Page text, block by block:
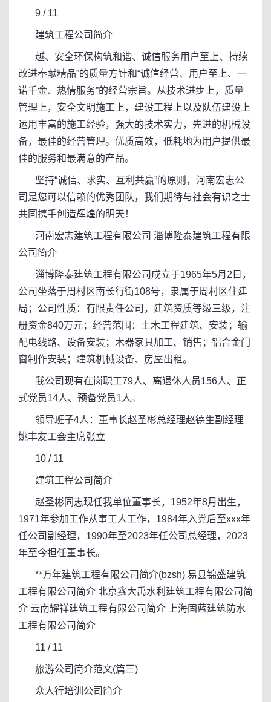
9 / 11
建筑工程公司简介
越、安全环保构筑和谐、诚信服务用户至上、持续
改进奉献精品”的质量方针和“诚信经营、用户至上、一
诺千金、热情服务”的经营宗旨。从技术进步上，质量
管理上，安全文明施工上，建设工程上以及队伍建设上
运用丰富的施工经验，强大的技术实力，先进的机械设
备，最佳的经营管理。优质高效，低耗地为用户提供最
佳的服务和最满意的产品。
坚持“诚信、求实、互利共赢”的原则，河南宏志公
司是您可以信赖的优秀团队，我们期待与社会有识之士
共同携手创造辉煌的明天！
河南宏志建筑工程有限公司 淄博隆泰建筑工程有限
公司简介
淄博隆泰建筑工程有限公司成立于1965年5月2日，
公司坐落于周村区南长行街108号，隶属于周村区住建
局；公司性质：有限责任公司，建筑资质等级三级，注
册资金840万元；经营范围：土木工程建筑、安装；输
配电线路、设备安装；木器家具加工、销售；铝合金门
窗制作安装；建筑机械设备、房屋出租。
我公司现有在岗职工79人、离退休人员156人、正
式党员14人、预备党员1人。
领导班子4人：董事长赵圣彬总经理赵德生副经理
姚丰友工会主席张立
10 / 11
建筑工程公司简介
赵圣彬同志现任我单位董事长，1952年8月出生，
1971年参加工作从事工人工作，1984年入党后至xxx年
任公司副经理，1990年至2023年任公司总经理，2023
年至今担任董事长。
**万年建筑工程有限公司简介(bzsh) 易县锦盛建筑
工程有限公司简介 北京鑫大禹水利建筑工程有限公司简
介 云南耀祥建筑工程有限公司简介 上海固蓝建筑防水
工程有限公司简介
11 / 11
旅游公司简介范文(篇三)
众人行培训公司简介